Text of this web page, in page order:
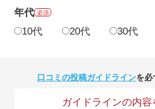
年代 必須
10代 20代 30代
口コミの投稿ガイドラインを必
ガイドラインの内容